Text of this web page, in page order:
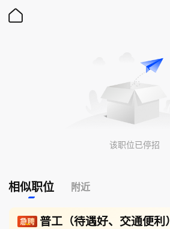
该职位已停招
相似职位 附近
普工（待遇好、交通便利）